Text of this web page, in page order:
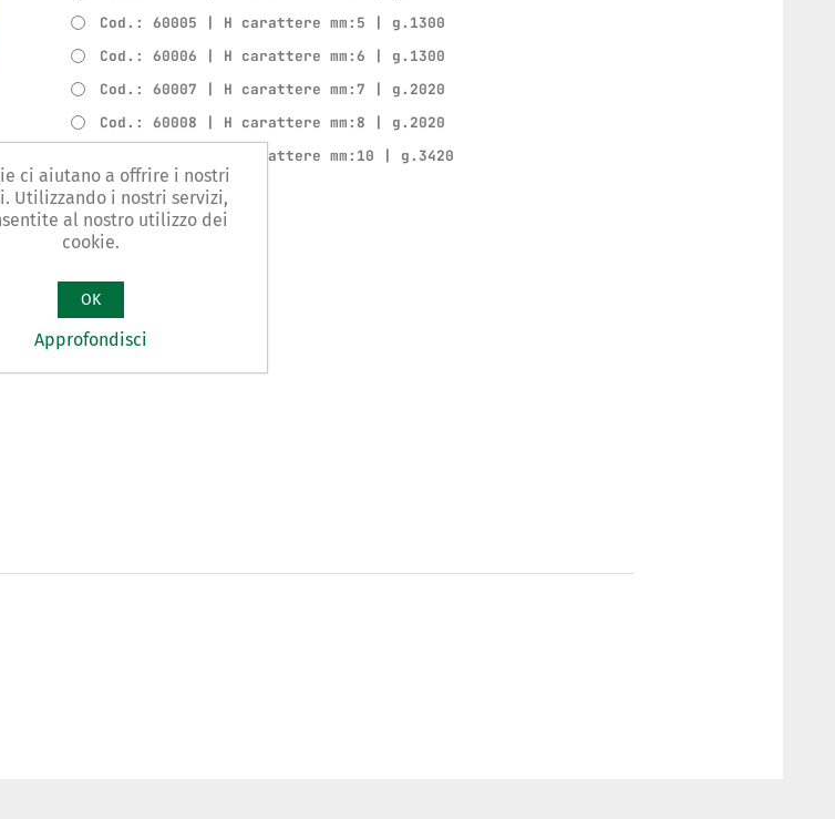
Cod.: 60005 | H carattere mm:5 | g.1300
Cod.: 60006 | H carattere mm:6 | g.1300
Cod.: 60007 | H carattere mm:7 | g.2020
Cod.: 60008 | H carattere mm:8 | g.2020
Cod.: 60009 | H carattere mm:10 | g.3420
ci aiutano a offrire i nostri
Utilizzando i nostri servizi,
al nostro utilizzo dei
cookie.
OK
Approfondisci